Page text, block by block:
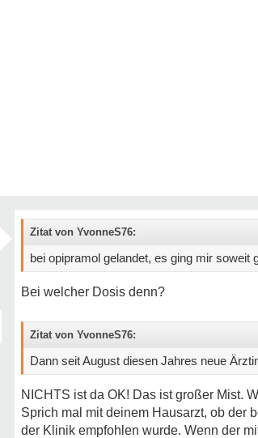
Zitat von YvonneS76:
bei opipramol gelandet, es ging mir soweit
Bei welcher Dosis denn?
Zitat von YvonneS76:
Dann seit August diesen Jahres neue
NICHTS ist da OK! Das ist großer Mist.
Sprich mal mit deinem Hausarzt, ob der
der Klinik empfohlen wurde. Wenn der